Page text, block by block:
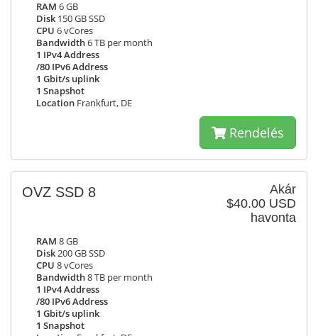
RAM 6 GB
Disk 150 GB SSD
CPU 6 vCores
Bandwidth6 TB per month
1 IPv4 Address
/80 IPv6 Address
1 Gbit/s uplink
1 Snapshot
Location Frankfurt, DE
Rendelés
Akár
$40.00 USD
havonta
OVZ SSD 8
RAM 8 GB
Disk200 GB SSD
CPU 8 vCores
Bandwidth8 TB per month
1 IPv4 Address
/80 IPv6 Address
1 Gbit/s uplink
1 Snapshot